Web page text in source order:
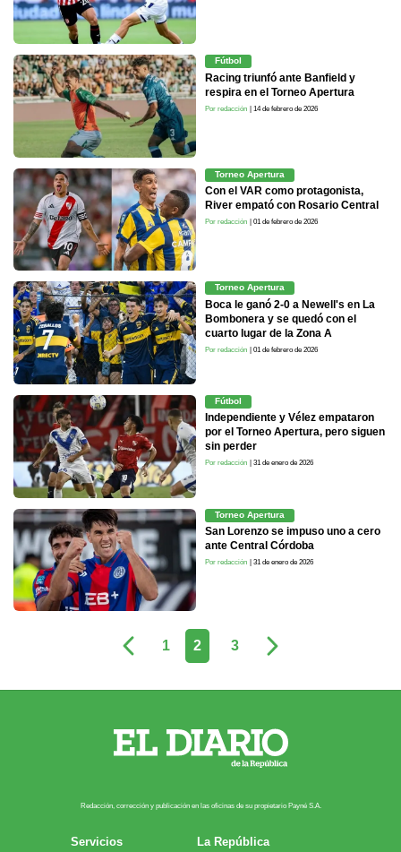
Fútbol
Racing triunfó ante Banfield y
respira en el Torneo Apertura
Por redacción | 14 de febrero de 2026
Torneo Apertura
Con el VAR como protagonista,
River empató con Rosario Central
Por redacción | 01 de febrero de 2026
Torneo Apertura
Boca le ganó 2-0 a Newell's en La
Bombonera y se quedó con el
cuarto lugar de la Zona A
Por redacción | 01 de febrero de 2026
Fútbol
Independiente y Vélez empataron
por el Torneo Apertura, pero siguen
sin perder
Por redacción | 31 de enero de 2026
Torneo Apertura
San Lorenzo se impuso uno a cero
ante Central Córdoba
Por redacción | 31 de enero de 2026
1 2 3
Redacción, corrección y publicación en las oficinas de su propietario Payn​é S.A.
Servicios
La República